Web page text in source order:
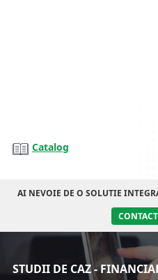
Catalog
AI NEVOIE DE O SOLUTIE
STUDII DE CAZ -